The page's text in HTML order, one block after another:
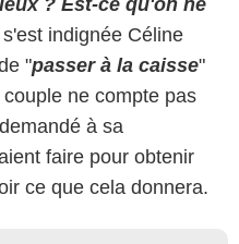
indignée Céline
"passer à la caisse"
ne compte pas
à sa
faire pour obtenir
ce que cela donnera.